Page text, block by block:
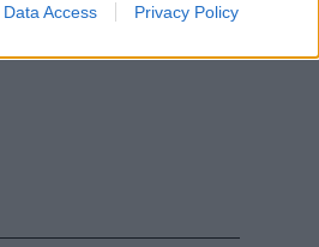
Data Access Privacy Policy